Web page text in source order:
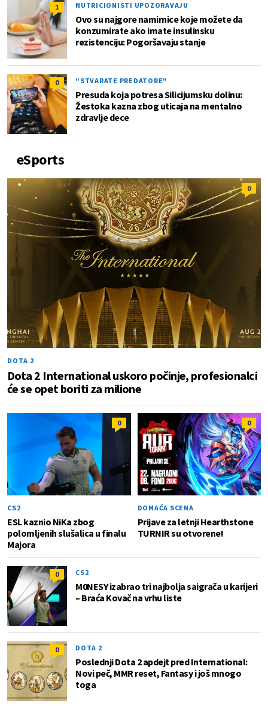
1 NUTRICIONISTI UPOZORAVAJU
Ovo su najgore namirnice koje možete da
konzumirate ako imate insulinsku
rezistenciju: Pogoršavaju stanje
0 "STVARATE PREDATORE"
Presuda koja potresa Silicijumsku dolinu:
Žestoka kazna zbog uticaja na mentalno
zdravlje dece
eSports
0
DOTA 2
Dota 2 International uskoro počinje, profesionalci
će se opet boriti za milione
0
CS2
ESL kaznio NiKa zbog
polomljenih slušalica u finalu
Majora
0
DOMAĆA SCENA
Prijave za letnji Hearthstone
TURNIR su otvorene!
0 CS2
M0NESY izabrao tri najbolja saigrača u karijeri
– Braća Kovač na vrhu liste
0 DOTA 2
Poslednji Dota 2 apdejt pred International:
Novi peč, MMR reset, Fantasy i još mnogo
toga